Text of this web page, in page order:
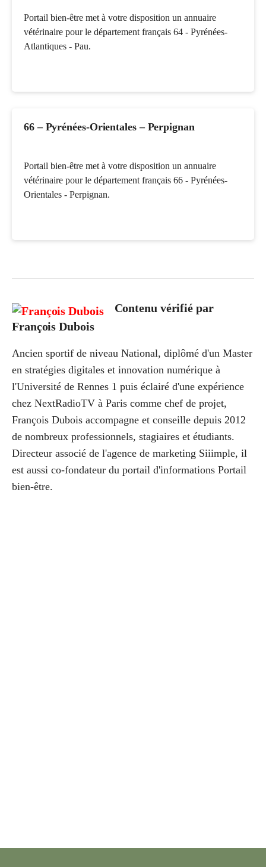
Portail bien-être met à votre disposition un annuaire
vétérinaire pour le département français 64 - Pyrénées-
Atlantiques - Pau.
66 – Pyrénées-Orientales – Perpignan
Portail bien-être met à votre disposition un annuaire
vétérinaire pour le département français 66 - Pyrénées-
Orientales - Perpignan.
Contenu vérifié par
François Dubois
Ancien sportif de niveau National, diplômé d'un Master
en stratégies digitales et innovation numérique à
l'Université de Rennes 1 puis éclairé d'une expérience
chez NextRadioTV à Paris comme chef de projet,
François Dubois accompagne et conseille depuis 2012
de nombreux professionnels, stagiaires et étudiants.
Directeur associé de l'agence de marketing Siiimple, il
est aussi co-fondateur du portail d'informations Portail
bien-être.